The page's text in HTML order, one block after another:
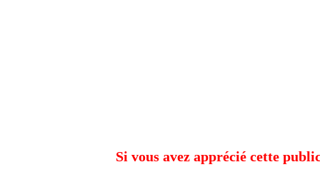
Si vous avez apprécié cette